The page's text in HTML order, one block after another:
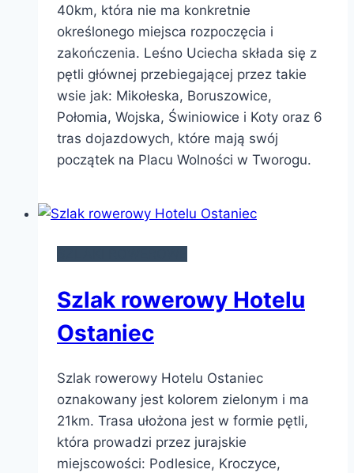
40km, która nie ma konkretnie
określonego miejsca rozpoczęcia i
zakończenia. Leśno Uciecha składa się z
pętli głównej przebiegającej przez takie
wsie jak: Mikołeska, Boruszowice,
Połomia, Wojska, Świniowice i Koty oraz 6
tras dojazdowych, które mają swój
początek na Placu Wolności w Tworogu.
Szlak rowerowy Hotelu
Ostaniec
Szlak rowerowy Hotelu Ostaniec
oznakowany jest kolorem zielonym i ma
21km. Trasa ułożona jest w formie pętli,
która prowadzi przez jurajskie
miejscowości: Podlesice, Kroczyce,